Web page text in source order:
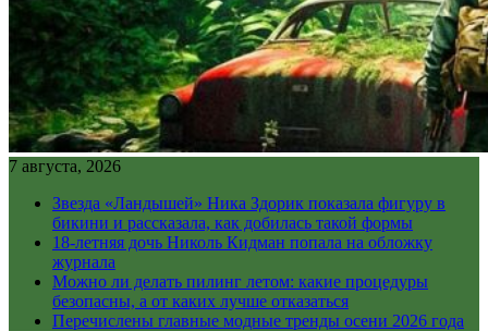
7 августа, 2026
Звезда «Ландышей» Ника Здорик показала фигуру в
бикини и рассказала, как добилась такой формы
18-летняя дочь Николь Кидман попала на обложку
журнала
Можно ли делать пилинг летом: какие процедуры
безопасны, а от каких лучше отказаться
Перечислены главные модные тренды осени 2026 года